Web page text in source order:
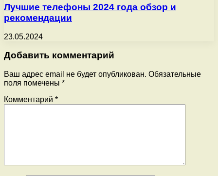
Лучшие телефоны 2024 года обзор и
рекомендации
23.05.2024
Добавить комментарий
Ваш адрес email не будет опубликован. Обязательные
поля помечены *
Комментарий *